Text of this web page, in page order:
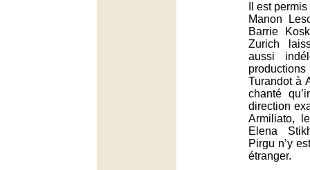
Il est
Manon
Barrie
Zurich
aussi
Turandot à
chanté
direction
Armiliato,
Elena
Pirgu n’y
étranger.